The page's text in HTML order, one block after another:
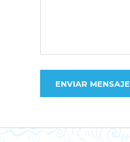
ENVIAR MENSAJE